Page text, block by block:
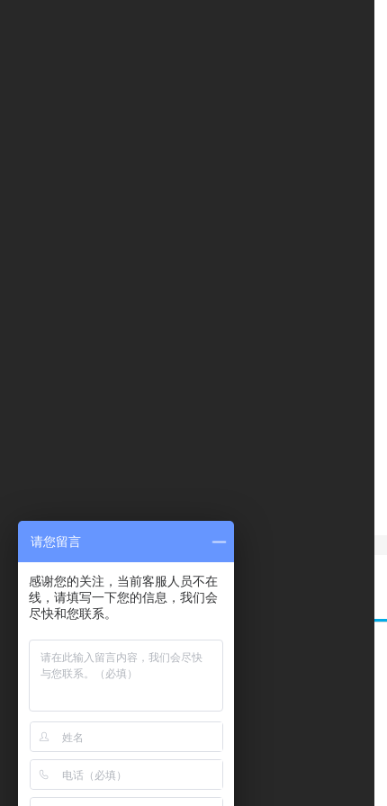
请您留言
感谢您的关注，当前客服人员不在
线，请填写一下您的信息，我们会
尽快和您联系。